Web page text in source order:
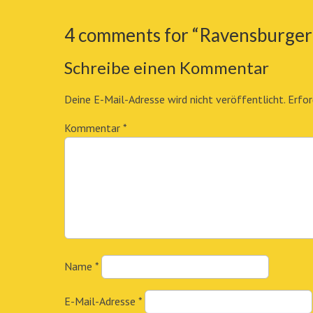
4 comments for “
Schreibe einen Kommentar
Deine E-Mail-Adresse wird nicht veröffentlicht.
Kommentar *
Name *
E-Mail-Adresse *